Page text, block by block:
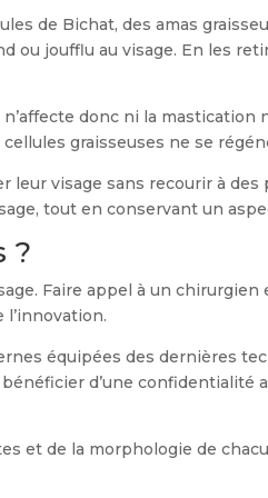
de Bichat, des amas
ou joufflu au visage. En les
donc ni la mastication
graisseuses ne se
visage sans recourir à des
tout en conservant un
?
Faire appel à un
l’innovation.
équipées des dernières
d’une confidentialité
et de la morphologie de